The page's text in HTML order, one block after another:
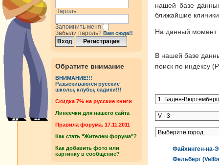
Пароль:
Запомнить меня
Забыли пароль? Вам сюда!!
Обратите внимание
ВНИМАНИЕ!!!
Разыскиваются русские
школы, клубы, садики!!!
Cкидка 7% на русские книги
Линеечки для нашего сайта
Правила форума. 17.11.2011
Как стать "Жителем форума"?
Как добавить фото или
картинку в сообщение?
нашей базе
ближайшие
На данный
В нашей базе
поиск по индексу
Файхинген-на-
Фельберг